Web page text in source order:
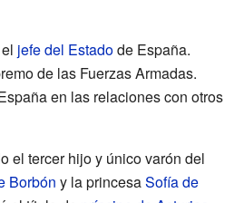
jefe del Estadode España.
de las Fuerzas Armadas.
en las relaciones con otros
el tercer hijo y único varón del
Borbón y la princesaSofía de